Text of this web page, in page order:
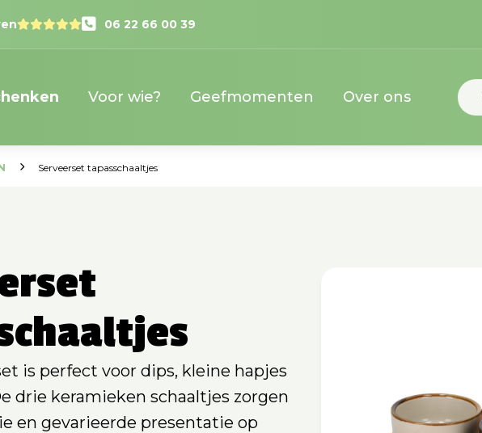
Voor wie? Geefmomenten Over ons
06 22 66 00 39
Serveerset tapasschaaltjes
is perfect voor dips, kleine hapjes
drie keramieken schaaltjes zorgen
en gevarieerde presentatie op